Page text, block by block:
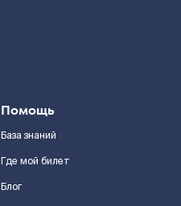
Помощь
База знаний
Где мой билет
Блог